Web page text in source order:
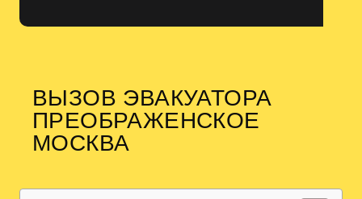
ВЫЗОВ ЭВАКУАТОРА
ПРЕОБРАЖЕНСКОЕ
МОСКВА